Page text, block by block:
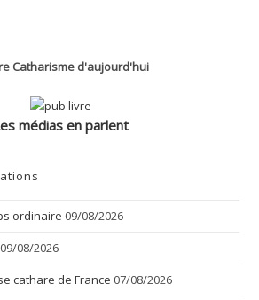
4
Catharisme d'aujourd'hui
médias en parlent
ordinaire 09/08/2026
09/08/2026
cathare de France 07/08/2026